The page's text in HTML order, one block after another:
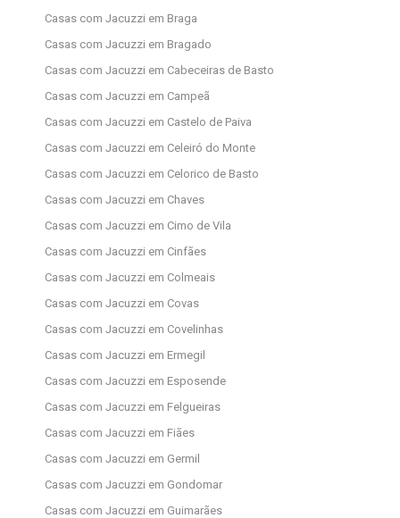
Casas com Jacuzzi em Braga
Casas com Jacuzzi em Bragado
Casas com Jacuzzi em Cabeceiras de Basto
Casas com Jacuzzi em Campeã
Casas com Jacuzzi em Castelo de Paiva
Casas com Jacuzzi em Celeiró do Monte
Casas com Jacuzzi em Celorico de Basto
Casas com Jacuzzi em Chaves
Casas com Jacuzzi em Cimo de Vila
Casas com Jacuzzi em Cinfães
Casas com Jacuzzi em Colmeais
Casas com Jacuzzi em Covas
Casas com Jacuzzi em Covelinhas
Casas com Jacuzzi em Ermegil
Casas com Jacuzzi em Esposende
Casas com Jacuzzi em Felgueiras
Casas com Jacuzzi em Fiães
Casas com Jacuzzi em Germil
Casas com Jacuzzi em Gondomar
Casas com Jacuzzi em Guimarães